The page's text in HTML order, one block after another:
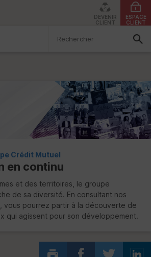
DEVENIR
CLIENT
ESPACE
CLIENT
Crédit Mutuel
en continu
et des territoires, le groupe
de sa diversité. En consultant nos
vous pourrez partir à la découverte de
qui agissent pour son développement.